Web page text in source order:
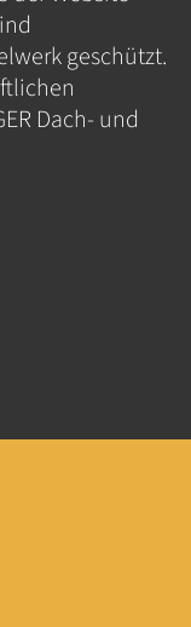
geschützt.
Dach- und